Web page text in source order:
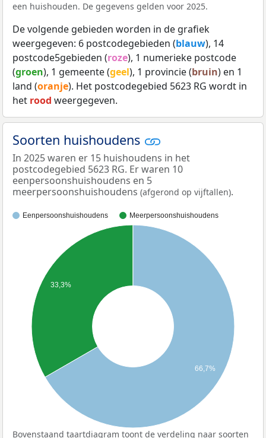
een huishouden. De gegevens gelden voor 2025.
De volgende gebieden worden in de grafiek
weergegeven: 6 postcodegebieden (blauw), 14
postcode5gebieden (roze), 1 numerieke postcode
(groen), 1 gemeente (geel), 1 provincie (bruin) en 1
land (oranje). Het postcodegebied 5623 RG wordt in
het rood weergegeven.
Soorten huishoudens
In 2025 waren er 15 huishoudens in het
postcodegebied 5623 RG. Er waren 10
eenpersoonshuishoudens en 5
meerpersoonshuishoudens (afgerond op vijftallen).
Eenpersoonshuishoudens Meerpersoonshuishoudens
33,3%
66,7%
Bovenstaand taartdiagram toont de verdeling naar soorten